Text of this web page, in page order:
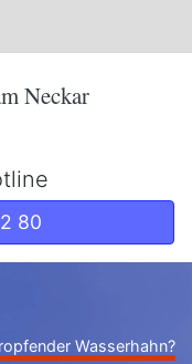
Neckar
80
Wasserhahn?